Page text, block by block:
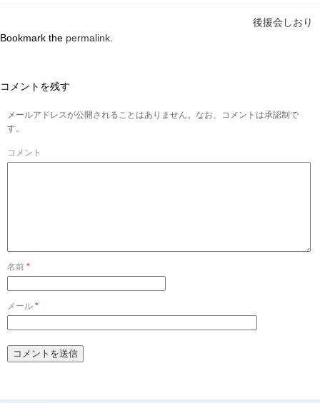
後援会しおり
Bookmark the permalink
コメントを残す
メールアドレスが公開されることはありません。なお、コメントは承認制で
す。
コメント
名前 *
メール *